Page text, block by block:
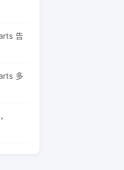
告
多